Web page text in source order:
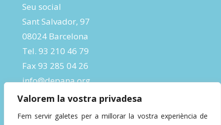
Valorem la vostra privadesa
Fem servir galetes per a millorar la vostra experiència de
Seu social
Sant Salvador, 97
08024 Barcelona
Tel. 93 210 46 79
Fax 93 285 04 26
info@depana.org